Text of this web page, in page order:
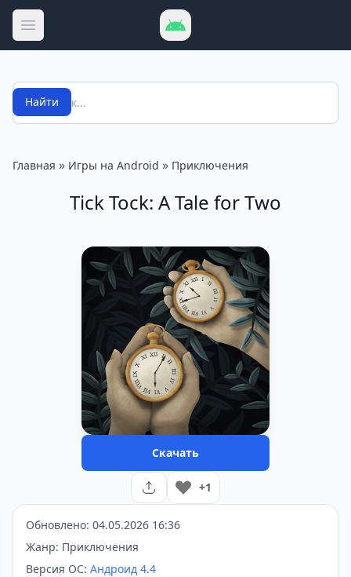
Открыть меню
Поиск
Найти
Главная » Игры на Android » Приключения
Tick Tock: A Tale for Two
Скачать
+1
Обновлено: 04.05.2026 16:36
Жанр: Приключения
Версия ОС: Андроид 4.4